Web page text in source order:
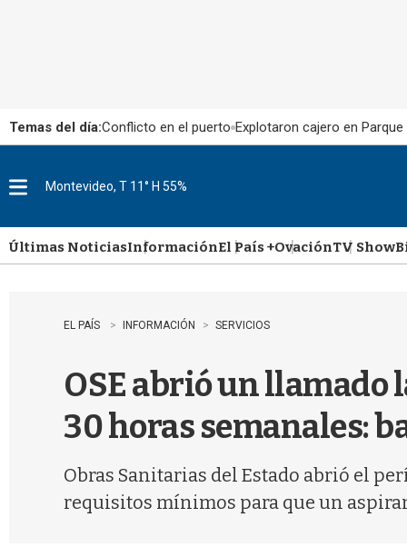
Temas del día:Conflicto en el puerto Explotaron cajero en
u
Montevideo, T 11° H 55%
Últimas NoticiasInformaciónEl País +OvaciónTV Show
EL PAÍS INFORMACIÓN SERVICIOS
OSE abrió un llamado
30 horas semanales:
Obras Sanitarias del Estado abrió el
requisitos mínimos para que un